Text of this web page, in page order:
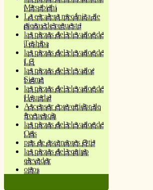
Mitsubishi
La escalera mecánica de
piezas de repuesto
las piezas del elevador de
Toshiba
las piezas del elevador de
LG
las piezas del elevador
Sigma
las piezas del elevador de
Hyundai
Ascensor convertidor de
frecuencia
las piezas del elevador de
Otis
prts de ascensores Otis
las piezas del equipo
elevador
otros